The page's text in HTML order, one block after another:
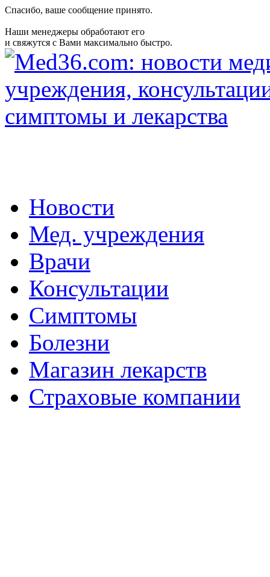
Спасибо, ваше сообщение принято.
Наши менеджеры обработают его
и свяжутся с Вами максимально быстро.
Новости
Мед. учреждения
Врачи
Консультации
Симптомы
Болезни
Магазин лекарств
Страховые компании